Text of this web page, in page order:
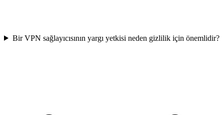
Bir VPN sağlayıcısının yargı yetkisi neden gizlilik için önemlidir?